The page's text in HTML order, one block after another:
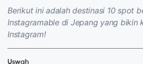
Berikut ini adalah destinasi 10 spot
Instagramable di Jepang yang bikin
Instagram!
Uswah